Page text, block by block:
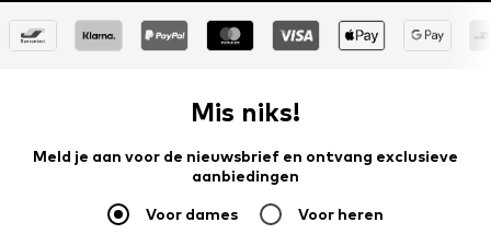
Mis niks!
Meld je aan voor de nieuwsbrief en ontvang exclusieve
aanbiedingen
Voor dames Voor heren